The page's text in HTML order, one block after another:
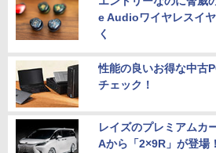
e Audioワイヤレスイ
く
性能の良いお得な中古
チェック！
レイズのプレミアムカ
Aから「2×9R」が登場！